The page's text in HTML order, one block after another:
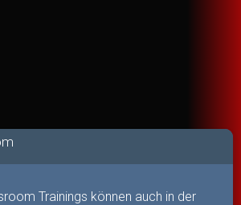
Trainings können auch in der